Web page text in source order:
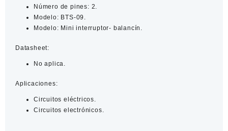
Número de pines: 2.
Modelo: BTS-09.
Modelo: Mini interruptor- balancín.
Datasheet:
No aplica.
Aplicaciones:
Circuitos eléctricos.
Circuitos electrónicos.